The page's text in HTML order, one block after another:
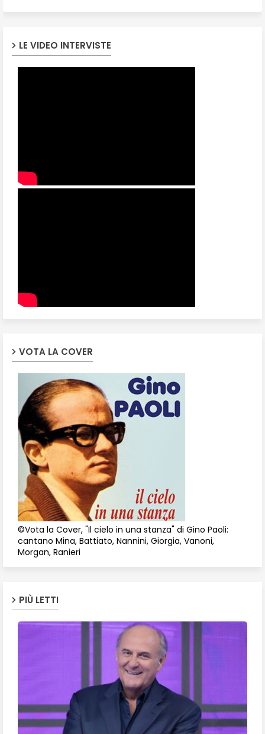
LE VIDEO INTERVISTE
VOTA LA COVER
©Vota la Cover, "Il cielo in una stanza" di Gino Paoli:
cantano Mina, Battiato, Nannini, Giorgia, Vanoni,
Morgan, Ranieri
PIÙ LETTI